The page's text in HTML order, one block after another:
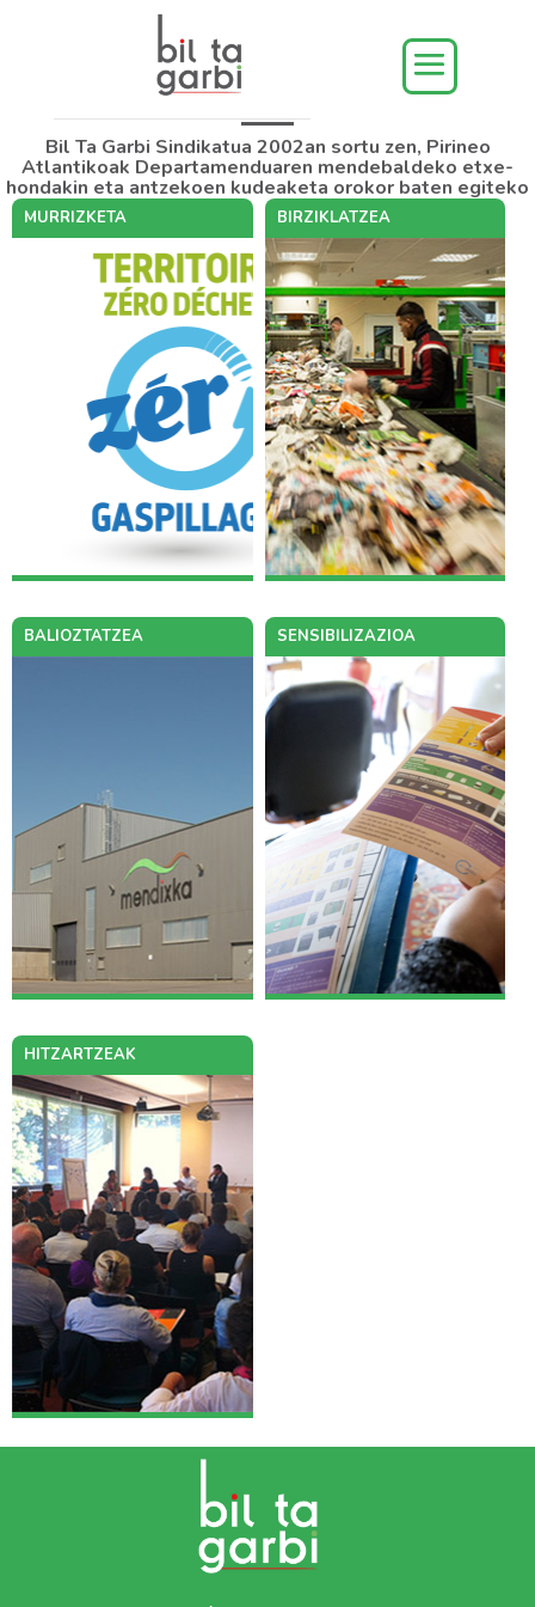
Eginkizunak
Bil Ta Garbi Sindikatua 2002an sortu zen, Pirineo
Atlantikoak Departamenduaren mendebaldeko etxe-
hondakin eta antzekoen kudeaketa orokor baten egiteko
MURRIZKETA BIRZIKLATZEA
BALIOZTATZEA SENSIBILIZAZIOA
HITZARTZEAK